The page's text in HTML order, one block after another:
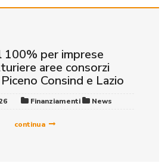
100% per imprese
aree consorzi
Consind e Lazio
Finanziamenti News
continua